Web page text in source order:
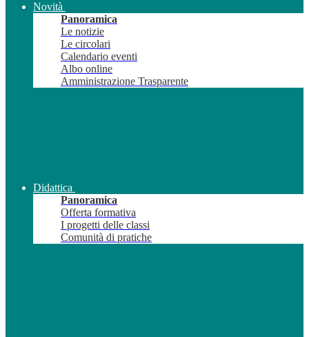
Novità
Panoramica
Le notizie
Le circolari
Calendario eventi
Albo online
Amministrazione Trasparente
Didattica
Panoramica
Offerta formativa
I progetti delle classi
Comunità di pratiche